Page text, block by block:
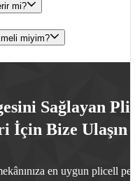
mi?
miyim?
Sağlayan
İçin Bize Ulaşın
en uygun plicell